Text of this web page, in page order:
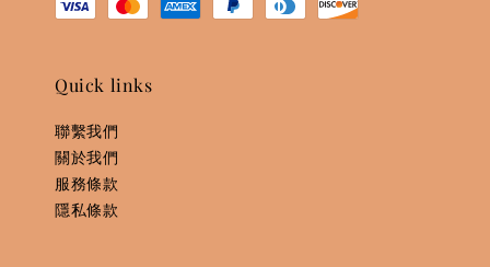
Quick links
聯繫我們
關於我們
服務條款
隱私條款